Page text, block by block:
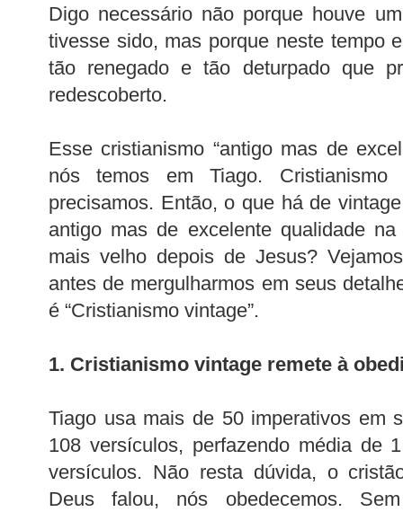
Digo necessário não porque houve
tivesse sido, mas porque neste tempo
tão renegado e tão deturpado que
redescoberto.
Esse cristianismo “antigo mas de
nós temos em Tiago.
precisamos. Então, o que há de
antigo mas de excelente qualidade
mais velho depois de Jesus?
antes de mergulharmos em seus
é “Cristianismo vintage”.
1. Cristianismo vintage remete à
Tiago usa mais de 50 imperativos em
108 versículos, perfazendo média de
versículos. Não resta dúvida, o
Deus falou, nós obedecemos.